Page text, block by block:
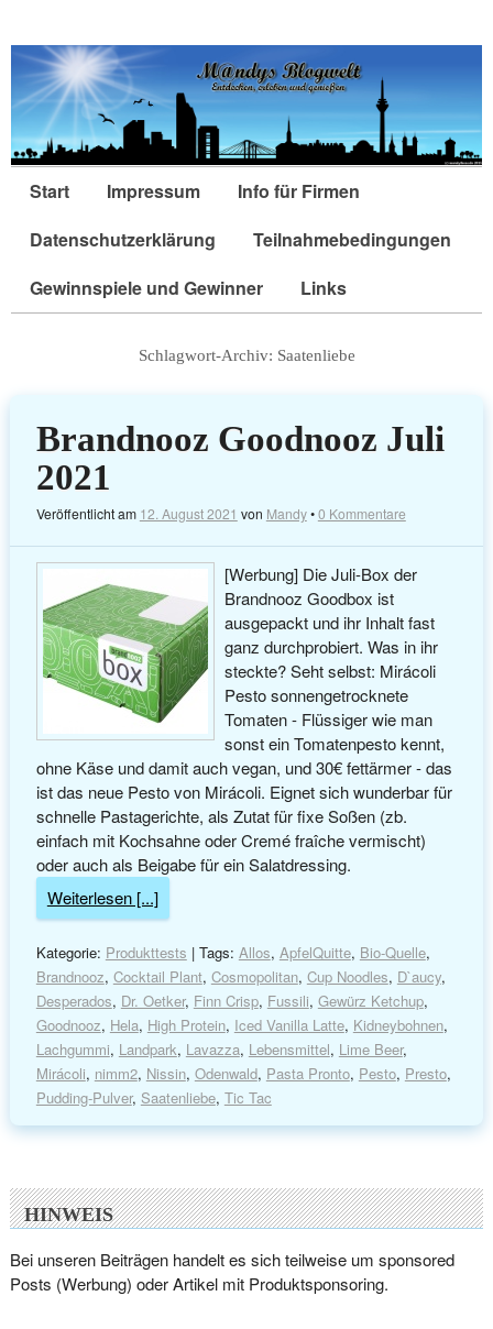
Start Impressum
Info für Firmen
Datenschutzerklärung
Teilnahmebedingungen
Gewinnspiele und Gewinner
Links
Schlagwort-Archiv: Saatenliebe
Brandnooz Goodnooz Juli
2021
Veröffentlicht am 12. August 2021 von Mandy•0 Kommentare
[Werbung] Die Juli-Box der
Brandnooz Goodbox ist
ausgepackt und ihr Inhalt fast
ganz durchprobiert. Was in ihr
steckte? Seht selbst: Mirácoli
Pesto sonnengetrocknete
Tomaten - Flüssiger wie man
sonst ein Tomatenpesto kennt,
ohne Käse und damit auch vegan, und 30€ fettärmer - das
ist das neue Pesto von Mirácoli. Eignet sich wunderbar für
schnelle Pastagerichte, als Zutat für fixe Soßen (zb.
einfach mit Kochsahne oder Cremé fraîche vermischt)
oder auch als Beigabe für ein Salatdressing.
Weiterlesen [...]
Kategorie: Produkttests | Tags: Allos, ApfelQuitte, Bio-Quelle,
Brandnooz, Cocktail Plant, Cosmopolitan, Cup Noodles, D`aucy,
Desperados, Dr. Oetker, Finn Crisp, Fussili, Gewürz Ketchup,
Goodnooz, Hela, High Protein, Iced Vanilla Latte, Kidneybohnen,
Lachgummi, Landpark, Lavazza, Lebensmittel, Lime Beer,
Mirácoli, nimm2, Nissin, Odenwald, Pasta Pronto, Pesto, Presto,
Pudding-Pulver, Saatenliebe, Tic Tac
HINWEIS
Bei unseren Beiträgen handelt es sich teilweise um sponsored
Posts (Werbung) oder Artikel mit Produktsponsoring.